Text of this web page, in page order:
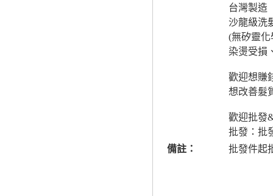
台灣製造
沙龍級洗
(無矽靈
染燙受損
歡迎想賺
想改善髮
歡迎批發
批發：批
備註：
批發件起